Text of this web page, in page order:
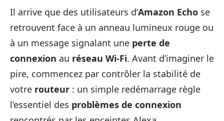
Il arrive que des utilisateurs d’Amazon Echo se
retrouvent face à un anneau lumineux rouge ou
à un message signalant une perte de
connexion au réseau Wi-Fi. Avant d’imaginer le
pire, commencez par contrôler la stabilité de
votre routeur : un simple redémarrage règle
l’essentiel des problèmes de connexion